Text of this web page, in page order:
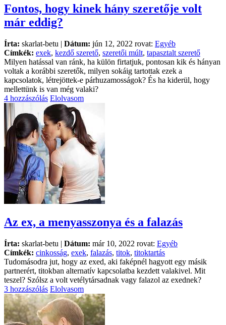
Fontos, hogy kinek hány szeretője volt
már eddig?
Írta: skarlat-betu | Dátum: jún 12, 2022 rovat: Egyéb
Címkék: exek, kezdő szerető, szeretői múlt, tapasztalt szerető
Milyen hatással van ránk, ha külön firtatjuk, pontosan kik és hányan
voltak a korábbi szeretők, milyen sokáig tartottak ezek a
kapcsolatok, létrejöttek-e párhuzamosságok? És ha kiderül, hogy
mellettünk is van még valaki?
4 hozzászólás Elolvasom
Az ex, a menyasszonya és a falazás
Írta: skarlat-betu | Dátum: már 10, 2022 rovat: Egyéb
Címkék: cinkosság, exek, falazás, titok, titoktartás
Tudomásodra jut, hogy az exed, aki faképnél hagyott egy másik
partnerért, titokban alternatív kapcsolatba kezdett valakivel. Mit
teszel? Szólsz a volt vetélytársadnak vagy falazol az exednek?
3 hozzászólás Elolvasom